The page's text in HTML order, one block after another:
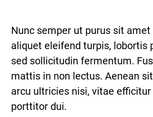
Nunc semper ut purus sit
aliquet eleifend turpis, lobortis
sed sollicitudin fermentum.
mattis in non lectus. Aenean
arcu ultricies nisi, vitae
porttitor dui.